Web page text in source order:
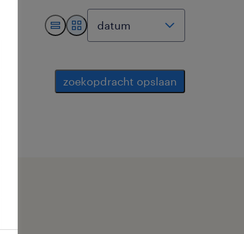
zoekopdracht opslaan